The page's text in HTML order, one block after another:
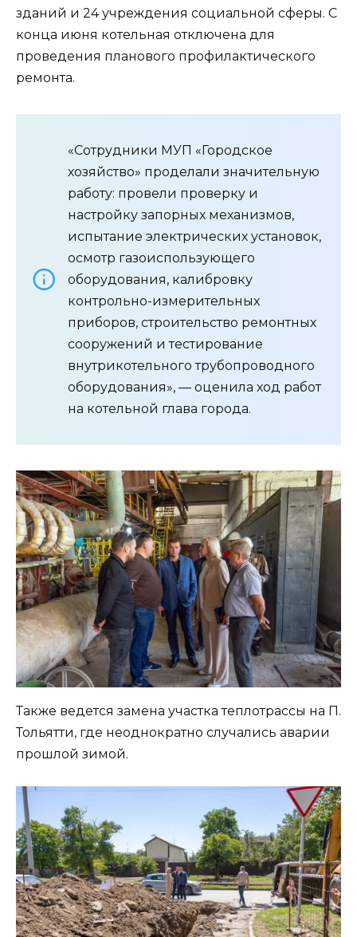
зданий и 24 учреждения социальной сферы. С
конца июня котельная отключена для
проведения планового профилактического
ремонта.
«Сотрудники МУП «Городское
хозяйство» проделали значительную
работу: провели проверку и
настройку запорных механизмов,
испытание электрических установок,
осмотр газоиспользующего
оборудования, калибровку
контрольно-измерительных
приборов, строительство ремонтных
сооружений и тестирование
внутрикотельного трубопроводного
оборудования», — оценила ход работ
на котельной глава города.
Также ведется замена участка теплотрассы на П.
Тольятти, где неоднократно случались аварии
прошлой зимой.